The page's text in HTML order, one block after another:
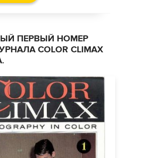
ПЕРВЫЙ НОМЕР
COLOR CLIMAX